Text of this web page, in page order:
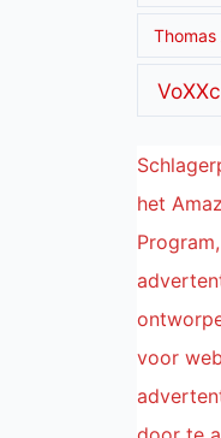
Thomas
het
voor